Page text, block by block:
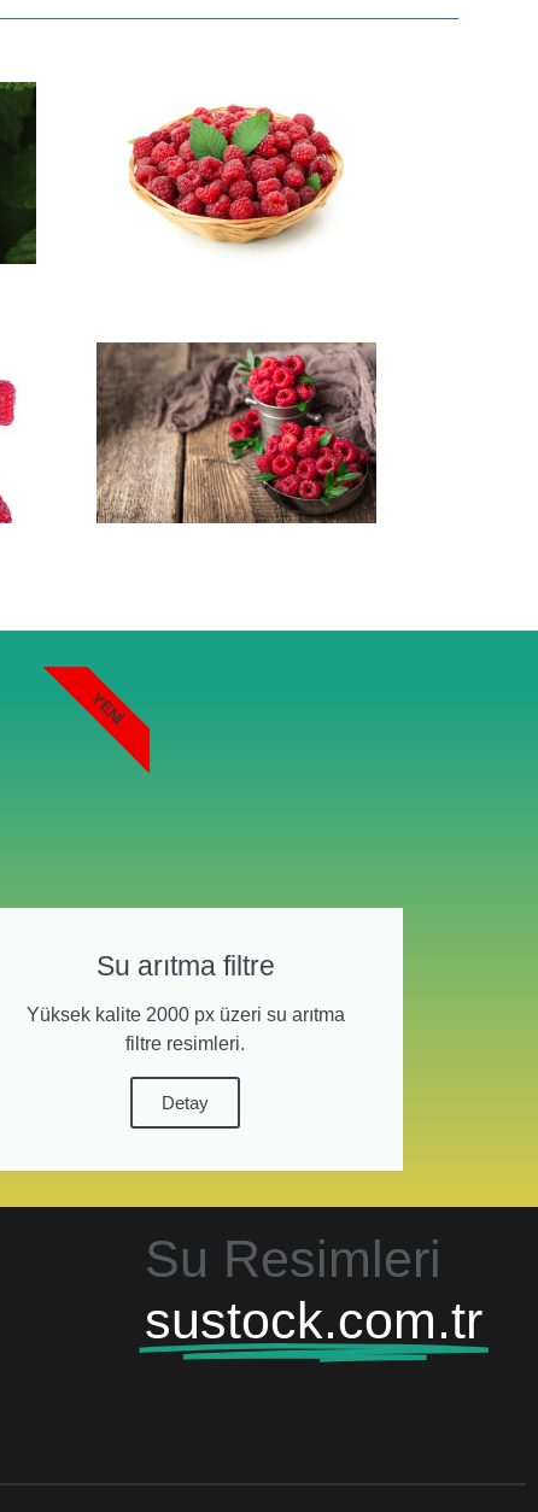
Su arıtma filtre
Yüksek kalite 2000 px üzeri su arıtma
filtre resimleri.
Detay
YENI
Su Resimleri
sustock.com.tr